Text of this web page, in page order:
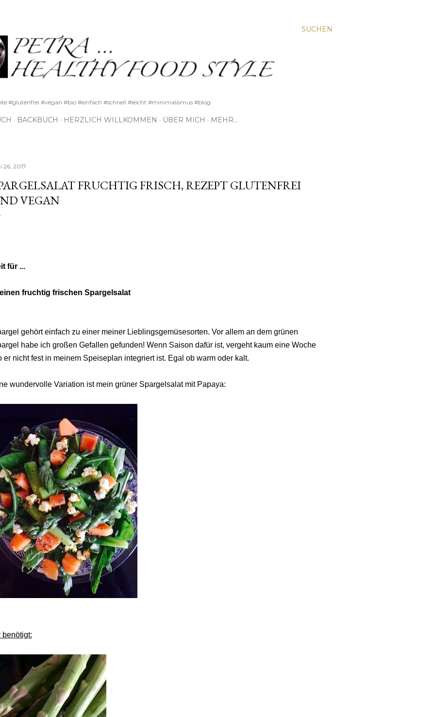
SUCHEN
#glutenfrei #vegan #bio #einfach #schnell #leicht #minimalismus #blog
BACKBUCH HERZLICH WILLKOMMEN ÜBER MICH MEHR…
26, 2017
FRUCHTIG FRISCH, REZEPT GLUTENFREI
VEGAN
für ...
fruchtig frischen Spargelsalat
gehört einfach zu einer meiner Lieblingsgemüsesorten. Vor allem an dem grünen
habe ich großen Gefallen gefunden! Wenn Saison dafür ist, vergeht kaum eine Woche
er nicht fest in meinem Speiseplan integriert ist. Egal ob warm oder kalt.
wundervolle Variation ist mein grüner Spargelsalat mit Papaya:
benötigt: